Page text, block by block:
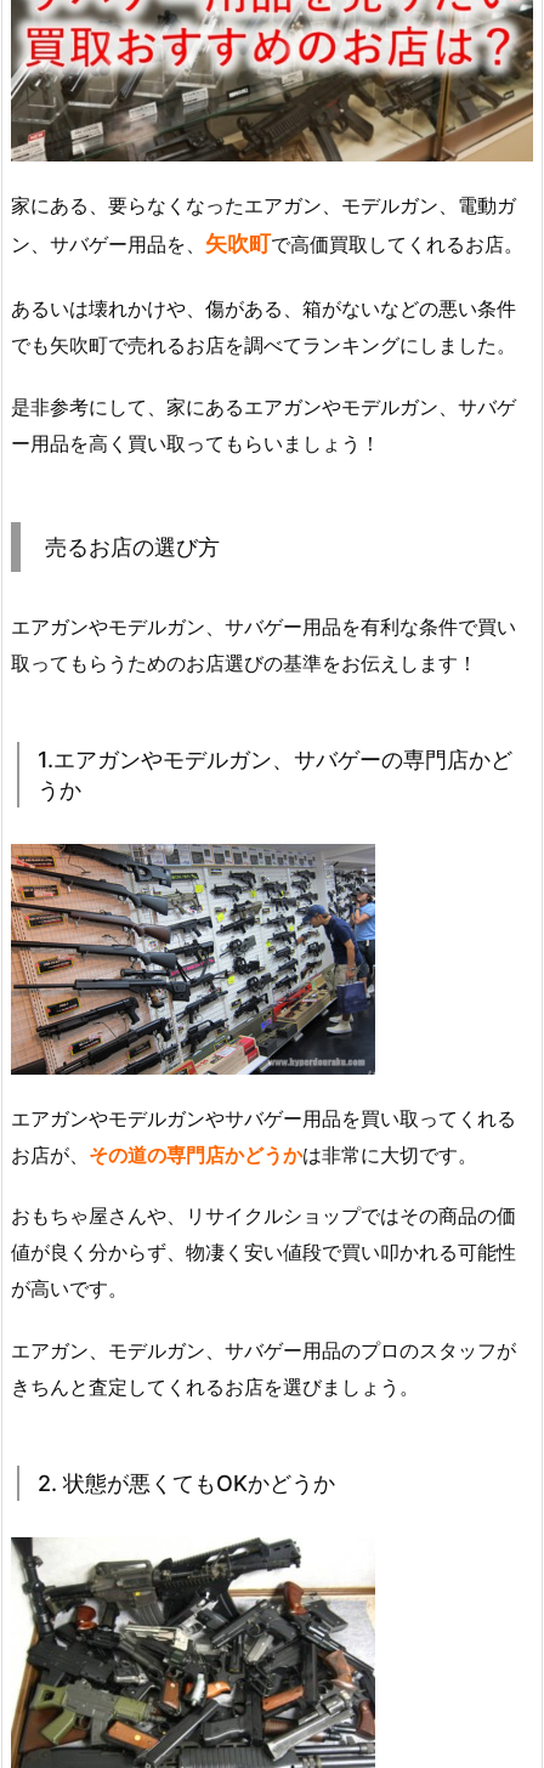
家にある、要らなくなったエアガン、モデルガン、電動ガ
ン、サバゲー用品を、 矢吹町で高価買取してくれるお店。
あるいは壊れかけや、傷がある、箱がないなどの悪い条件
でも矢吹町で売れるお店を調べてランキングにしました。
是非参考にして、家にあるエアガンやモデルガン、サバゲ
ー用品を高く買い取ってもらいましょう！
売るお店の選び方
エアガンやモデルガン、サバゲー用品を有利な条件で買い
取ってもらうためのお店選びの基準をお伝えします！
1.エアガンやモデルガン、サバゲーの専門店かど
うか
エアガンやモデルガンやサバゲー用品を買い取ってくれる
お店が、 その道の専門店かどうかは非常に大切です。
おもちゃ屋さんや、リサイクルショップではその商品の価
値が良く分からず、物凄く安い値段で買い叩かれる可能性
が高いです。
エアガン、モデルガン、サバゲー用品のプロのスタッフが
きちんと査定してくれるお店を選びましょう。
2. 状態が悪くてもOKかどうか